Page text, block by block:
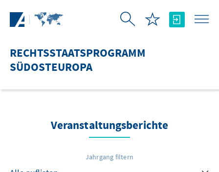
RECHTSSTAATSPROGRAMM
SÜDOSTEUROPA
Veranstaltungsberichte
Jahrgang filtern